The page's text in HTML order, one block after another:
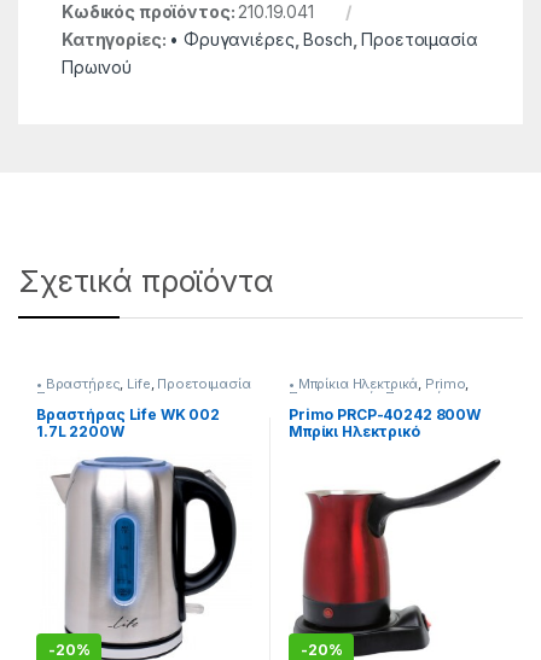
Κωδικός προϊόντος: 210.19.041
Κατηγορίες: • Φρυγανιέρες ,Bosch ,Προετοιμασία
Πρωινού
Σχετικά προϊόντα
• Βραστήρες, Life, Προετοιμασία
Πρωινού
Βραστήρας Life WK 002
1.7L 2200W
-20%
• Μπρίκια Hλεκτρικά, Primo,
Προετοιμασία Πρωινού
Primo PRCP-40242 800W
Μπρίκι Hλεκτρικό
-20%